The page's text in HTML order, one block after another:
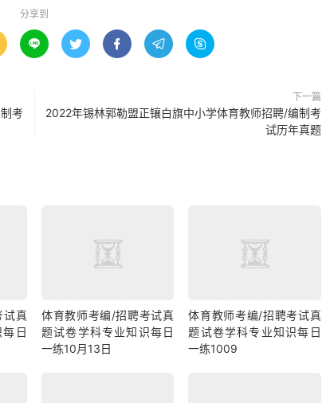
分享到
    
考
下一篇
2022年锡林郭勒盟正镶白旗中小学体育教师招聘/编制考
试历年真题
试真
日
体育教师考编/招聘考试真
题试卷学科专业知识每日
一练10月13日
体育教师考编/招聘考试真
题试卷学科专业知识每日
一练1009